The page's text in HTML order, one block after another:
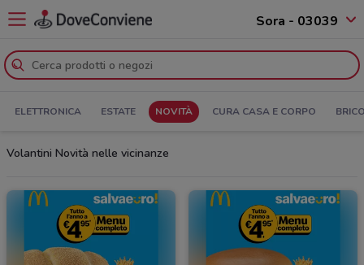
Sora - 03039
ELETTRONICA ESTATE NOVITÀ CURA CASA E CORPO
Volantini Novità nelle vicinanze